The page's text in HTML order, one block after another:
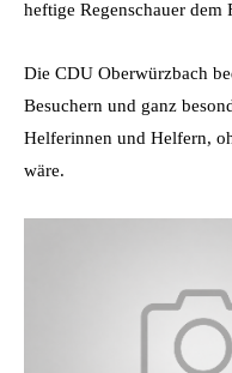
heftige Regenschauer dem
Die CDU Oberwürzbach
Besuchern und ganz
Helferinnen und Helfern,
wäre.